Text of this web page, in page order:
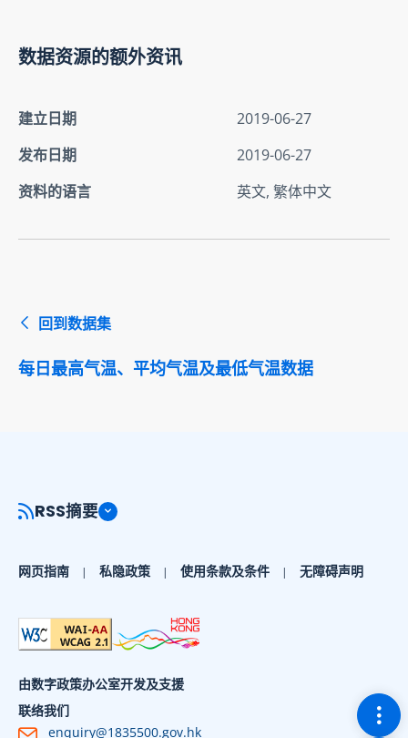
数据资源的额外资讯
建立日期
2019-06-27
发布日期
2019-06-27
资料的语言
英文, 繁体中文
回到数据集
每日最高气温、平均气温及最低气温数据
切
RSS摘要
网页指南 私隐政策 使用条款及条件 无障碍声明
由数字政策办公室开发及支援
联络我们
enquiry@1835500.gov.hk